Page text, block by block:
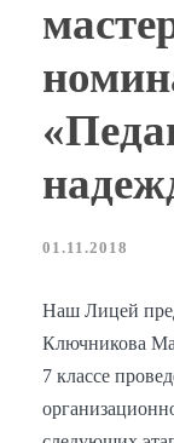
01.11.2018
Наш Лицей
Ключникова
7 классе